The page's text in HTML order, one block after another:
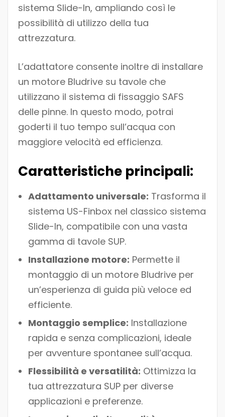
sistema Slide-In, ampliando così le
possibilità di utilizzo della tua
attrezzatura.
L’adattatore consente inoltre di installare
un motore Bludrive su tavole che
utilizzano il sistema di fissaggio SAFS
delle pinne. In questo modo, potrai
goderti il tuo tempo sull’acqua con
maggiore velocità ed efficienza.
Caratteristiche principali:
Adattamento universale: Trasforma il
sistema US-Finbox nel classico sistema
Slide-In, compatibile con una vasta
gamma di tavole SUP.
Installazione motore: Permette il
montaggio di un motore Bludrive per
un’esperienza di guida più veloce ed
efficiente.
Montaggio semplice: Installazione
rapida e senza complicazioni, ideale
per avventure spontanee sull’acqua.
Flessibilità e versatilità: Ottimizza la
tua attrezzatura SUP per diverse
applicazioni e preferenze.